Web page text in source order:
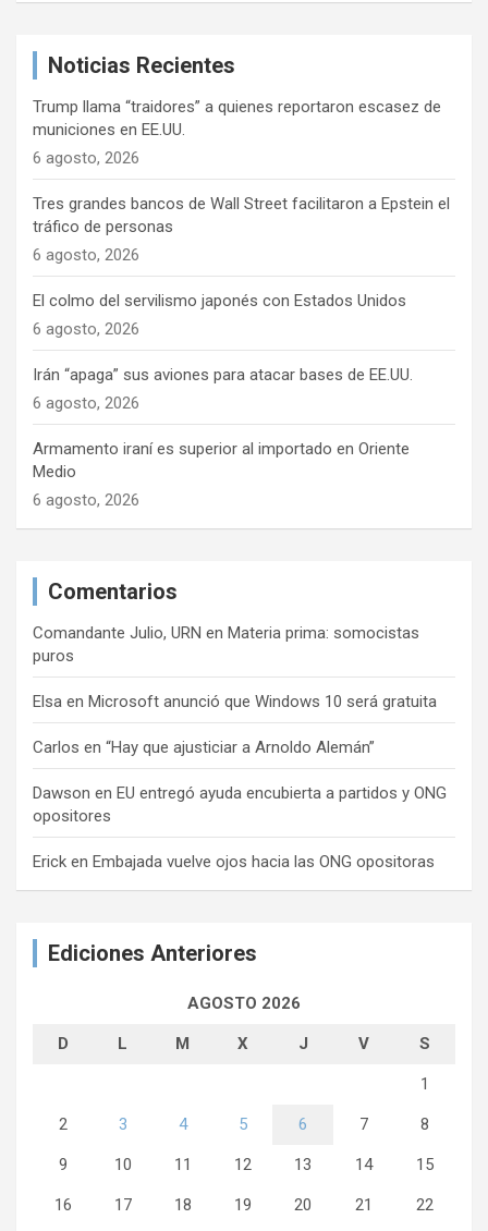
Noticias Recientes
Trump llama “traidores” a quienes reportaron escasez de
municiones en EE.UU.
6 agosto, 2026
Tres grandes bancos de Wall Street facilitaron a Epstein el
tráfico de personas
6 agosto, 2026
El colmo del servilismo japonés con Estados Unidos
6 agosto, 2026
Irán “apaga” sus aviones para atacar bases de EE.UU.
6 agosto, 2026
Armamento iraní es superior al importado en Oriente
Medio
6 agosto, 2026
Comentarios
Comandante Julio, URN en Materia prima: somocistas
puros
Elsa en Microsoft anunció que Windows 10 será gratuita
Carlos en “Hay que ajusticiar a Arnoldo Alemán”
Dawson en EU entregó ayuda encubierta a partidos y ONG
opositores
Erick en Embajada vuelve ojos hacia las ONG opositoras
Ediciones Anteriores
AGOSTO 2026
D L M X J V S
1
2 3 4 5 6 7 8
9 10 11 12 13 14 15
16 17 18 19 20 21 22